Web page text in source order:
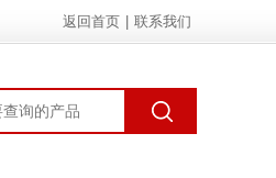
返回首页 联系我们